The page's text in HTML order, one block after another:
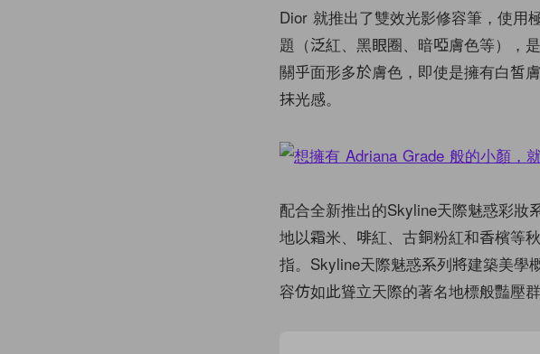
Dior 就推出了雙效光影修容筆，使用
題（泛紅、黑眼圈、暗啞膚色等），
關乎面形多於膚色，即使是擁有白皙
抹光感。
配合全新推出的Skyline天際魅惑彩妝
地以霜米、啡紅、古銅粉紅和香檳等
指。Skyline天際魅惑系列將建築美學
容仿如此聳立天際的著名地標般豔壓